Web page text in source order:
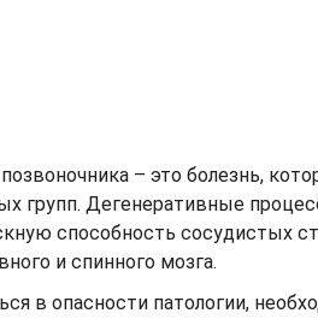
– это болезнь,
групп. Дегенеративные
способность сосудистых
и спинного мозга.
в опасности патологии,